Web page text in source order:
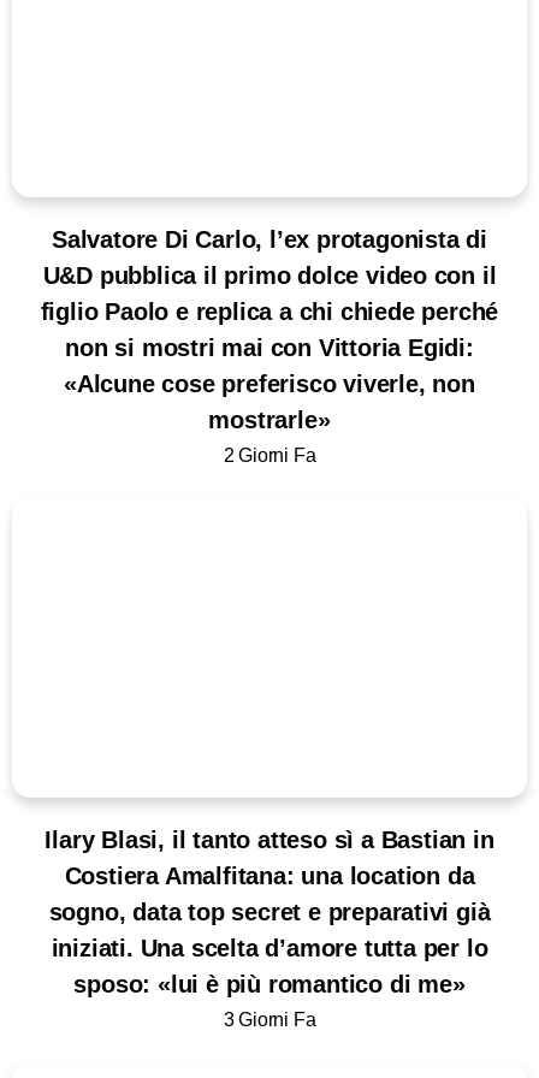
Salvatore Di Carlo, l’ex protagonista di
U&D pubblica il primo dolce video con il
figlio Paolo e replica a chi chiede perché
non si mostri mai con Vittoria Egidi:
«Alcune cose preferisco viverle, non
mostrarle»
2 Giorni Fa
Ilary Blasi, il tanto atteso sì a Bastian in
Costiera Amalfitana: una location da
sogno, data top secret e preparativi già
iniziati. Una scelta d’amore tutta per lo
sposo: «lui è più romantico di me»
3 Giorni Fa